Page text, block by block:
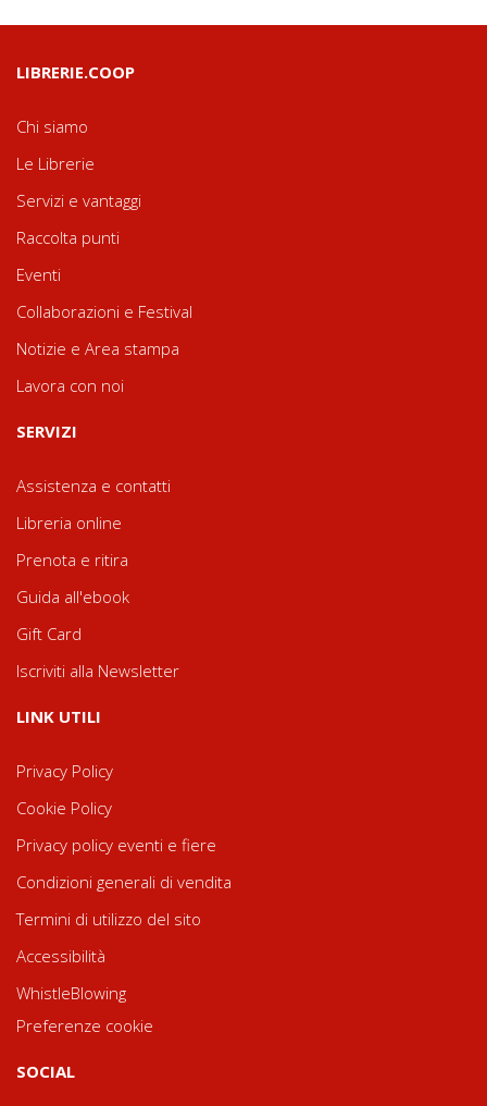
LIBRERIE.COOP
Chi siamo
Le Librerie
Servizi e vantaggi
Raccolta punti
Eventi
Collaborazioni e Festival
Notizie e Area stampa
Lavora con noi
SERVIZI
Assistenza e contatti
Libreria online
Prenota e ritira
Guida all'ebook
Gift Card
Iscriviti alla Newsletter
LINK UTILI
Privacy Policy
Cookie Policy
Privacy policy eventi e fiere
Condizioni generali di vendita
Termini di utilizzo del sito
Accessibilità
WhistleBlowing
Preferenze cookie
SOCIAL